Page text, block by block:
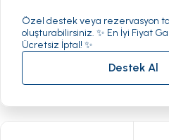
Özel destek veya rezervasyon
oluşturabilirsiniz. ✨ En İyi Fiyat
Ücretsiz İptal! ✨
Destek Al